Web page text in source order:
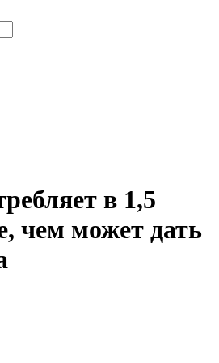
в 1,5
чем может дать